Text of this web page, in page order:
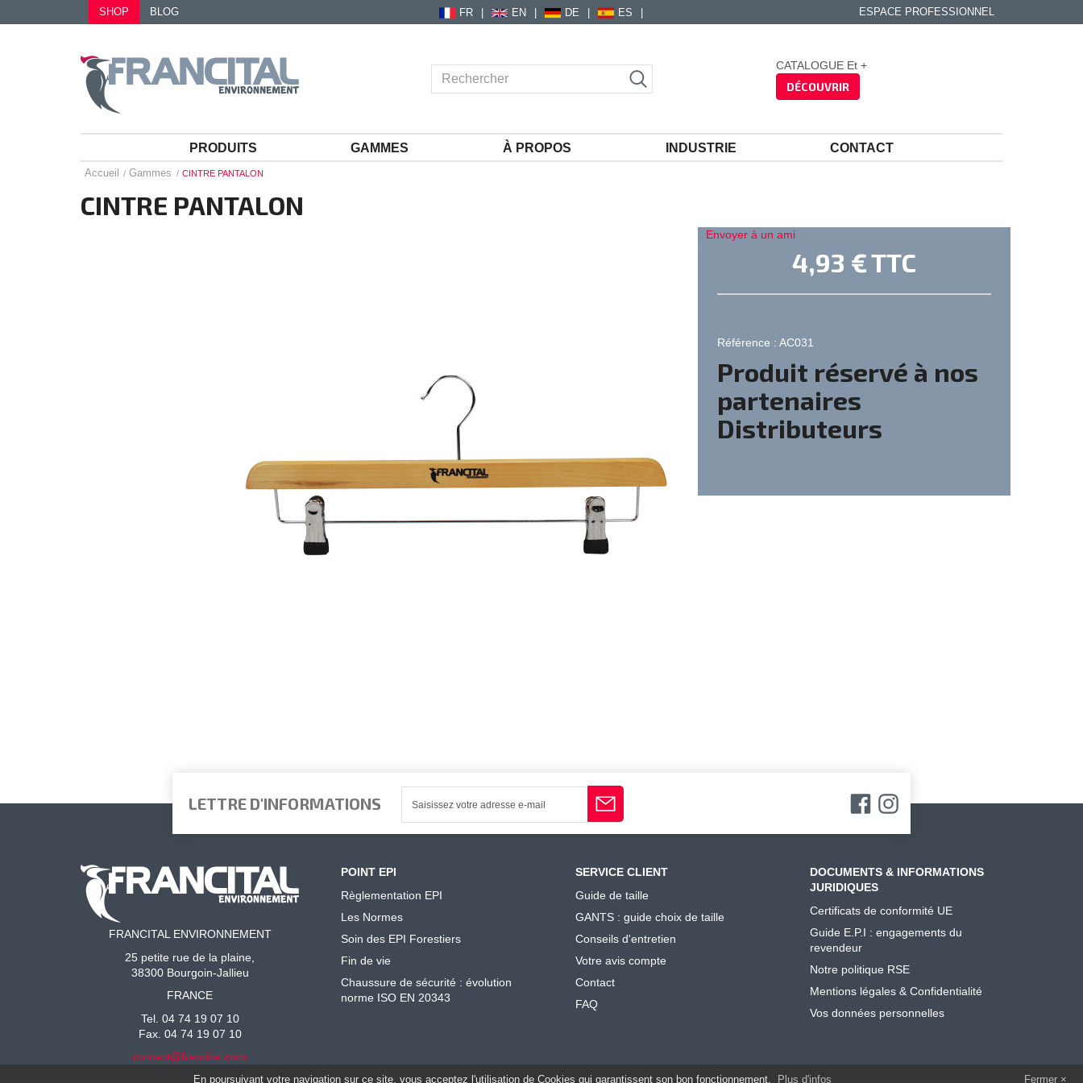
En poursuivant votre navigation sur ce site, vous acceptez l'utilisation de Cookies qui garantissent son bon fonctionnement. Plus d'infos Fermer
SHOP BLOG FR EN DE ES ESPACE PROFESSIONNEL
CATALOGUE Et +
DÉCOUVRIR
PRODUITS GAMMES À PROPOS INDUSTRIE CONTACT
Accueil Gammes CINTRE PANTALON
CINTRE PANTALON
Envoyer à un ami
4,93 €TTC
Référence : AC031
Produit réservé à nos
partenaires
Distributeurs
LETTRE D'INFORMATIONS
FRANCITAL ENVIRONNEMENT
25 petite rue de la plaine,
38300 Bourgoin-Jallieu
FRANCE
Tel. 04 74 19 07 10
Fax. 04 74 19 07 10
contact@francital.com
POINT EPI
Règlementation EPI
Les Normes
Soin des EPI Forestiers
Fin de vie
Chaussure de sécurité : évolution
norme ISO EN 20343
SERVICE CLIENT
Guide de taille
GANTS : guide choix de taille
Conseils d'entretien
Votre avis compte
Contact
FAQ
DOCUMENTS & INFORMATIONS
JURIDIQUES
Certificats de conformité UE
Guide E.P.I : engagements du
revendeur
Notre politique RSE
Mentions légales & Confidentialité
Vos données personnelles